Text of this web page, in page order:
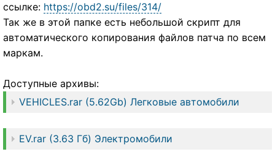
ссылке: https://obd2.su/files/314/
Так же в этой папке есть небольшой скрипт для
автоматического копирования файлов патча по всем
маркам.
Доступные архивы:
VEHICLES.rar (5.62Gb) Легковые автомобили
EV.rar (3.63 Гб) Электромобили